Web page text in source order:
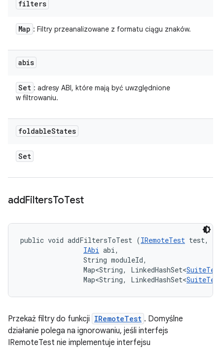
filters
Map : Filtry przeanalizowane z formatu ciągu znaków.
abis
Set : adresy ABI, które mają być uwzględnione
w filtrowaniu.
foldableStates
Set
addFiltersToTest
public void addFiltersToTest (IRemoteTest test,
IAbi abi,
                String moduleId,
                Map<String, LinkedHashSet<
                Map<String, LinkedHashSet<
Przekaż filtry do funkcji IRemoteTest . Domyślne
działanie polega na ignorowaniu, jeśli interfejs
IRemoteTest nie implementuje interfejsu